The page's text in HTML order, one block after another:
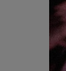
LA
L'ÉNERGIE
MIXTAPE